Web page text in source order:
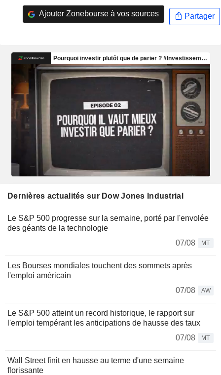
Ajouter Zonebourse à vos sources Partager
Dernières actualités sur Dow Jones Industrial
Le S&P 500 progresse sur la semaine, porté par l'envolée
des géants de la technologie
07/08
MT
Les Bourses mondiales touchent des sommets après
l'emploi américain
07/08
AW
Le S&P 500 atteint un record historique, le rapport sur
l'emploi tempérant les anticipations de hausse des taux
07/08
MT
Wall Street finit en hausse au terme d'une semaine
florissante